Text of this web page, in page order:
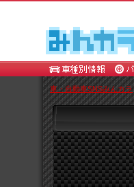
車・自動車SNSみんカラ